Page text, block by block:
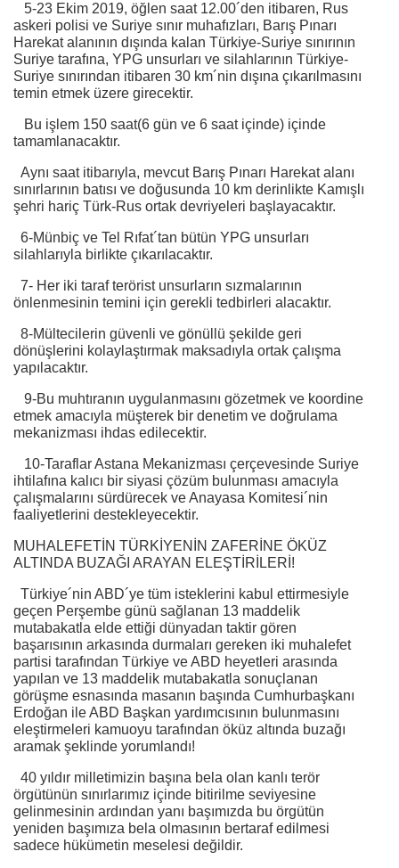
5-23 Ekim 2019, öğlen saat 12.00´den itibaren, Rus
askeri polisi ve Suriye sınır muhafızları, Barış Pınarı
Harekat alanının dışında kalan Türkiye-Suriye sınırının
Suriye tarafına, YPG unsurları ve silahlarının Türkiye-
Suriye sınırından itibaren 30 km´nin dışına çıkarılmasını
temin etmek üzere girecektir.
Bu işlem 150 saat(6 gün ve 6 saat içinde) içinde
tamamlanacaktır.
Aynı saat itibarıyla, mevcut Barış Pınarı Harekat alanı
sınırlarının batısı ve doğusunda 10 km derinlikte Kamışlı
şehri hariç Türk-Rus ortak devriyeleri başlayacaktır.
6-Münbiç ve Tel Rıfat´tan bütün YPG unsurları
silahlarıyla birlikte çıkarılacaktır.
7- Her iki taraf terörist unsurların sızmalarının
önlenmesinin temini için gerekli tedbirleri alacaktır.
8-Mültecilerin güvenli ve gönüllü şekilde geri
dönüşlerini kolaylaştırmak maksadıyla ortak çalışma
yapılacaktır.
9-Bu muhtıranın uygulanmasını gözetmek ve koordine
etmek amacıyla müşterek bir denetim ve doğrulama
mekanizması ihdas edilecektir.
10-Taraflar Astana Mekanizması çerçevesinde Suriye
ihtilafına kalıcı bir siyasi çözüm bulunması amacıyla
çalışmalarını sürdürecek ve Anayasa Komitesi´nin
faaliyetlerini destekleyecektir.
MUHALEFETİN TÜRKİYENİN ZAFERİNE ÖKÜZ
ALTINDA BUZAĞI ARAYAN ELEŞTİRİLERİ!
Türkiye´nin ABD´ye tüm isteklerini kabul ettirmesiyle
geçen Perşembe günü sağlanan 13 maddelik
mutabakatla elde ettiği dünyadan taktir gören
başarısının arkasında durmaları gereken iki muhalefet
partisi tarafından Türkiye ve ABD heyetleri arasında
yapılan ve 13 maddelik mutabakatla sonuçlanan
görüşme esnasında masanın başında Cumhurbaşkanı
Erdoğan ile ABD Başkan yardımcısının bulunmasını
eleştirmeleri kamuoyu tarafından öküz altında buzağı
aramak şeklinde yorumlandı!
40 yıldır milletimizin başına bela olan kanlı terör
örgütünün sınırlarımız içinde bitirilme seviyesine
gelinmesinin ardından yanı başımızda bu örgütün
yeniden başımıza bela olmasının bertaraf edilmesi
sadece hükümetin meselesi değildir.